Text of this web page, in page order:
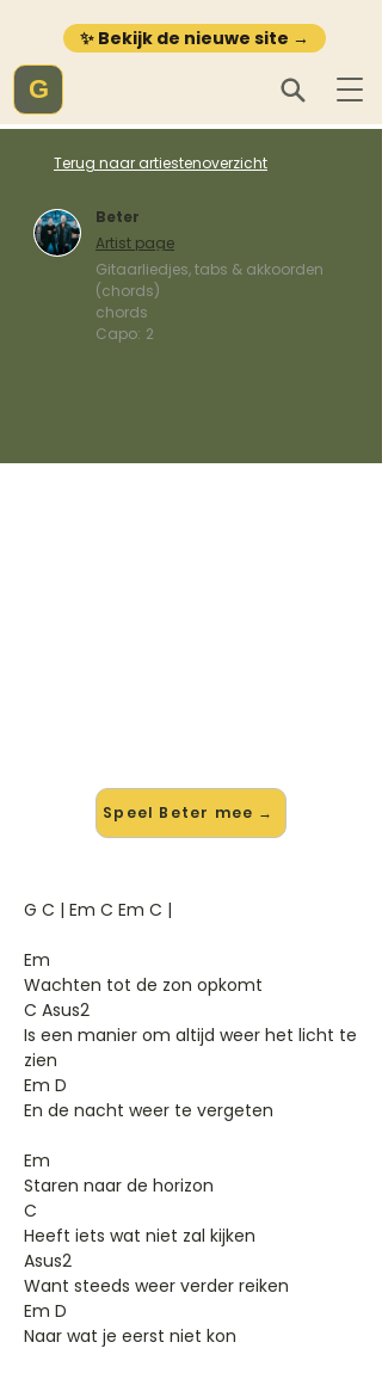
✨ Bekijk de nieuwe site →
G
Terug naar artiestenoverzicht
Beter
Artist page
Gitaarliedjes, tabs & akkoorden
(chords)
chords
Capo: 2
Speel Beter mee →
G C | Em C Em C |
Em
Wachten tot de zon opkomt
C Asus2
Is een manier om altijd weer het licht te
zien
Em D
En de nacht weer te vergeten
Em
Staren naar de horizon
C
Heeft iets wat niet zal kijken
Asus2
Want steeds weer verder reiken
Em D
Naar wat je eerst niet kon